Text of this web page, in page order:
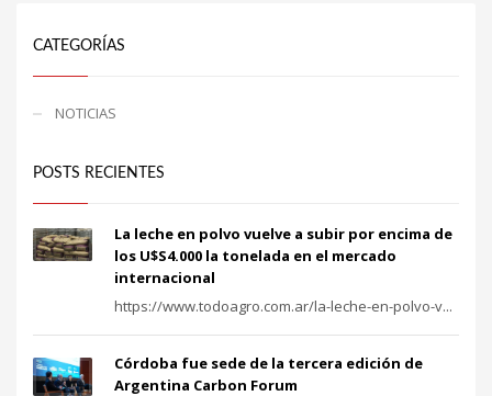
CATEGORÍAS
NOTICIAS
POSTS RECIENTES
La leche en polvo vuelve a subir por encima de
los U$S4.000 la tonelada en el mercado
internacional
https://www.todoagro.com.ar/la-leche-en-polvo-v...
Córdoba fue sede de la tercera edición de
Argentina Carbon Forum